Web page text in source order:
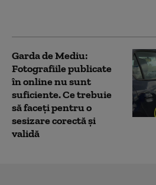
Garda de Mediu:
Fotografiile publicate
în online nu sunt
suficiente. Ce trebuie
să faceți pentru o
sesizare corectă şi
validă